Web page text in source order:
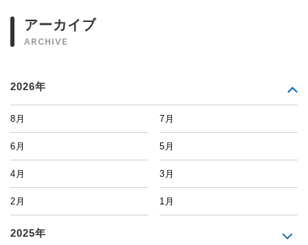
アーカイブ
ARCHIVE
2026年
8月 7月
6月 5月
4月 3月
2月 1月
2025年